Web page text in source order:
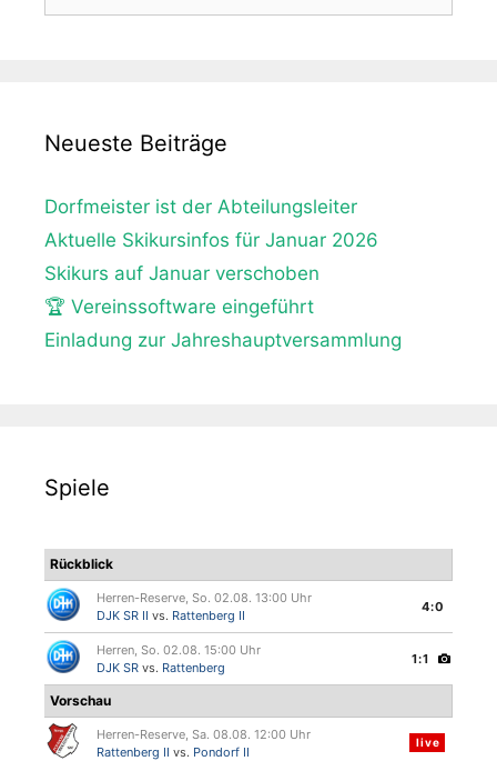
Neueste Beiträge
Dorfmeister ist der Abteilungsleiter
Aktuelle Skikursinfos für Januar 2026
Skikurs auf Januar verschoben
🏆 Vereinssoftware eingeführt
Einladung zur Jahreshauptversammlung
Spiele
Rückblick
Herren-Reserve, So. 02.08. 13:00 Uhr
DJK SR II vs. Rattenberg II
4:0
Herren, So. 02.08. 15:00 Uhr
DJK SR vs. Rattenberg
1:1
Vorschau
Herren-Reserve, Sa. 08.08. 12:00 Uhr
Rattenberg II vs. Pondorf II
live